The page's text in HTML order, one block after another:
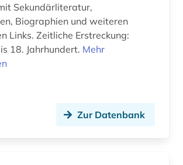
hispanistik (2)
Sekundärliteratur,
Biographien und weiteren
Links. Zeitliche Erstreckung:
18. Jahrhundert. Mehr
Zur Datenbank